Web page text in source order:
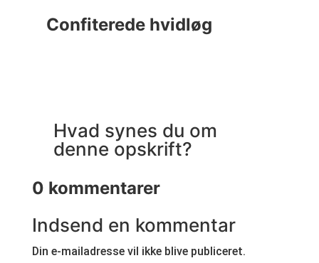
Confiterede hvidløg
Hvad synes du om
denne opskrift?
0 kommentarer
Indsend en kommentar
Din e-mailadresse vil ikke blive publiceret.